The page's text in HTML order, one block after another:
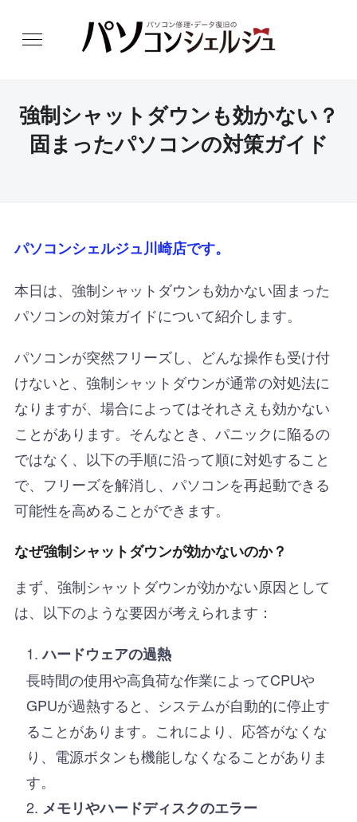
強制シャットダウンも効かない？
固まったパソコンの対策ガイド
パソコンシェルジュ川崎店です。
本日は、強制シャットダウンも効かない固まった
パソコンの対策ガイドについて紹介します。
パソコンが突然フリーズし、どんな操作も受け付
けないと、強制シャットダウンが通常の対処法に
なりますが、場合によってはそれさえも効かない
ことがあります。そんなとき、パニックに陥るの
ではなく、以下の手順に沿って順に対処すること
で、フリーズを解消し、パソコンを再起動できる
可能性を高めることができます。
なぜ強制シャットダウンが効かないのか？
まず、強制シャットダウンが効かない原因として
は、以下のような要因が考えられます：
ハードウェアの過熱
長時間の使用や高負荷な作業によってCPUや
GPUが過熱すると、システムが自動的に停止す
ることがあります。これにより、応答がなくな
り、電源ボタンも機能しなくなることがありま
す。
メモリやハードディスクのエラー